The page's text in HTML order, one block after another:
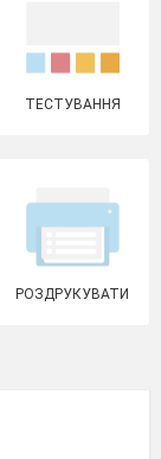
ТЕСТУВАННЯ
РОЗДРУКУВАТИ